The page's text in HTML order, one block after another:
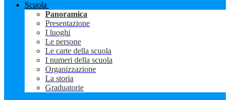
Scuola
Panoramica
Presentazione
I luoghi
Le persone
Le carte della scuola
I numeri della scuola
Organizzazione
La storia
Graduatorie